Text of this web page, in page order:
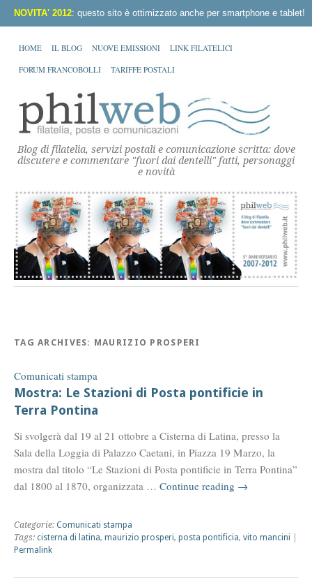
NOVITA' 2012: questo sito è ottimizzato anche per smartphone e tablet!
HOME IL BLOG NUOVE EMISSIONI LINK FILATELICI
FORUM FRANCOBOLLI TARIFFE POSTALI
Blog di filatelia, servizi postali e comunicazione scritta: dove
discutere e commentare "fuori dai dentelli" fatti, personaggi
e novità
TAG ARCHIVES: MAURIZIO PROSPERI
Comunicati stampa
Mostra: Le Stazioni di Posta pontificie in
Terra Pontina
Si svolgerà dal 19 al 21 ottobre a Cisterna di Latina, presso la
Sala della Loggia di Palazzo Caetani, in Piazza 19 Marzo, la
mostra dal titolo “Le Stazioni di Posta pontificie in Terra Pontina”
dal 1800 al 1870, organizzata … Continue reading →
Categorie: Comunicati stampa
Tags: cisterna di latina, maurizio prosperi, posta pontificia, vito mancini
Permalink